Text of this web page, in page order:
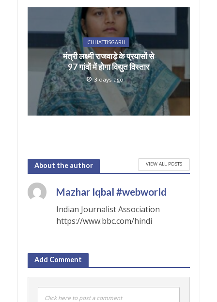
CHHATTISGARH
मंत्री लक्ष्मी राजवाड़े के प्रयासों से
97 गांवों में होगा विद्युत विस्तार
3 days ago
About the author VIEW ALL POSTS
Mazhar Iqbal #webworld
Indian Journalist Association
https://www.bbc.com/hindi
Add Comment
Click here to post a comment